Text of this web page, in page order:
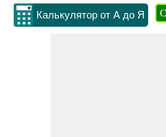
Калькулятор от А до Я